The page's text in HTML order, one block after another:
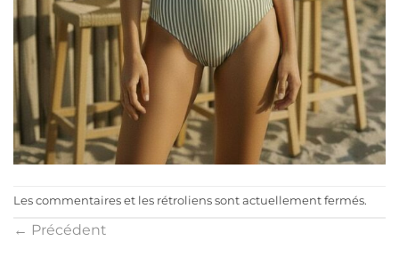
Les commentaires et les rétroliens sont actuellement fermés.
← Précédent